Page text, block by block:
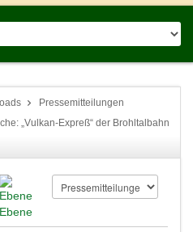
Pressemitteilungen
„Vulkan-Expreß“ der Brohltalbahn
Ebene